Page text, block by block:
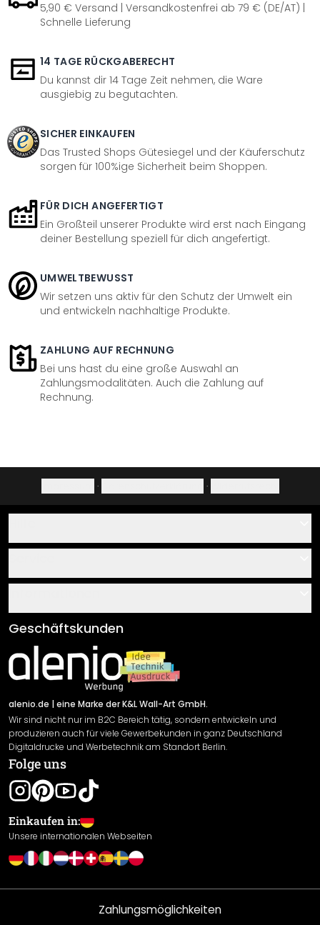
5,90 € Versand | Versandkostenfrei ab 79 € (DE/AT) |
Schnelle Lieferung
14 TAGE RÜCKGABERECHT
Du kannst dir 14 Tage Zeit nehmen, die Ware
ausgiebig zu begutachten.
SICHER EINKAUFEN
Das Trusted Shops Gütesiegel und der Käuferschutz
sorgen für 100%ige Sicherheit beim Shoppen.
FÜR DICH ANGEFERTIGT
Ein Großteil unserer Produkte wird erst nach Eingang
deiner Bestellung speziell für dich angefertigt.
UMWELTBEWUSST
Wir setzen uns aktiv für den Schutz der Umwelt ein
und entwickeln nachhaltige Produkte.
ZAHLUNG AUF RECHNUNG
Bei uns hast du eine große Auswahl an
Zahlungsmodalitäten. Auch die Zahlung auf
Rechnung.
· ·
Über uns
Klebe- und Montageanleitungen
Newsletter An-/Abmeldung
Sendungsverfolgung
AGB
Impressum
Versand & Zahlung
Rücksendung
Widerrufsrecht
Datenschutzerklärung
Gewährleistung
Leistungserklärung / CE-Zeichen
Cookie Einstellungen
Geschäftskunden
alenio.de | eine Marke der K&L Wall-Art GmbH.
Wir sind nicht nur im B2C Bereich tätig, sondern entwickeln und
produzieren auch für viele Gewerbekunden in ganz Deutschland
Digitaldrucke und Werbetechnik am Standort Berlin.
Folge uns
Einkaufen in:
Unsere internationalen Webseiten
Zahlungsmöglichkeiten